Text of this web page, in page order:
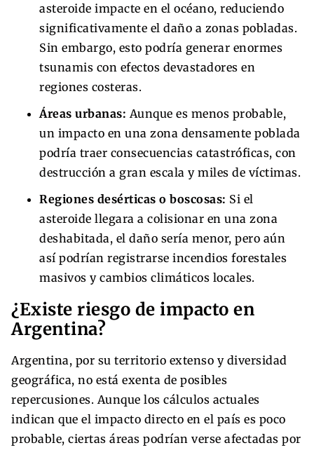
asteroide impacte en el océano, reduciendo
significativamente el daño a zonas pobladas.
Sin embargo, esto podría generar enormes
tsunamis con efectos devastadores en
regiones costeras.
Áreas urbanas: Aunque es menos probable,
un impacto en una zona densamente poblada
podría traer consecuencias catastróficas, con
destrucción a gran escala y miles de víctimas.
Regiones desérticas o boscosas: Si el
asteroide llegara a colisionar en una zona
deshabitada, el daño sería menor, pero aún
así podrían registrarse incendios forestales
masivos y cambios climáticos locales.
¿Existe riesgo de impacto en
Argentina?
Argentina, por su territorio extenso y diversidad
geográfica, no está exenta de posibles
repercusiones. Aunque los cálculos actuales
indican que el impacto directo en el país es poco
probable, ciertas áreas podrían verse afectadas por